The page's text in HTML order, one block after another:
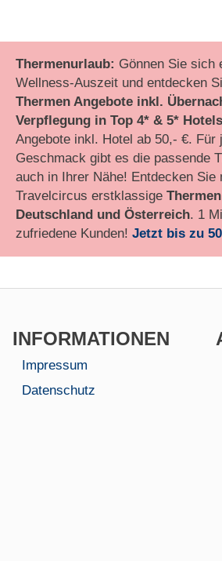
Thermenurlaub: Gönnen Sie sich
Wellness-Auszeit und entdecken
Thermen Angebote inkl.
Verpflegung in Top 4* & 5* Hotels
Angebote inkl. Hotel ab 50,- €. Für
Geschmack gibt es die passende
auch in Ihrer Nähe! Entdecken Sie
Travelcircus erstklassige
Deutschland und Österreich. 1
zufriedene Kunden! Jetzt bis zu
INFORMA­TIONEN
Impressum
Datenschutz